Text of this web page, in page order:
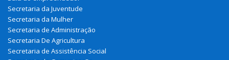
Secretaria da Juventude
Secretaria da Mulher
Secretaria de Administração
Secretaria De Agricultura
Secretaria de Assistência Social